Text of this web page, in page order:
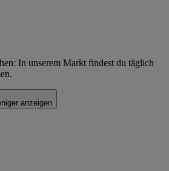
In unserem Markt findest du täglich
anzeigen